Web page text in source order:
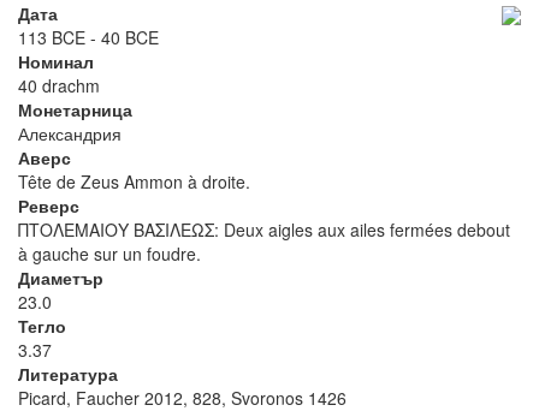
Дата
113 BCE - 40 BCE
Номинал
40 drachm
Монетарница
Александрия
Аверс
Tête de Zeus Ammon à droite.
Реверс
ΠΤΟΛΕΜΑΙΟΥ ΒΑΣΙΛΕΩΣ: Deux aigles aux ailes fermées debout
à gauche sur un foudre.
Диаметър
23.0
Тегло
3.37
Литература
Picard, Faucher 2012, 828, Svoronos 1426